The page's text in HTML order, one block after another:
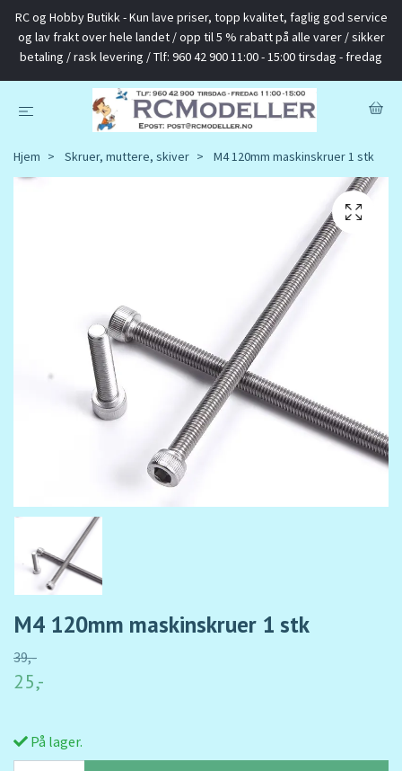
RC og Hobby Butikk - Kun lave priser, topp kvalitet, faglig god service
og lav frakt over hele landet / opp til 5 % rabatt på alle varer / sikker
betaling / rask levering / Tlf: 960 42 900 11:00 - 15:00 tirsdag - fredag
Hjem Skruer, muttere, skiver M4 120mm maskinskruer 1 stk
M4 120mm maskinskruer 1 stk
39,-
25,-
På lager.